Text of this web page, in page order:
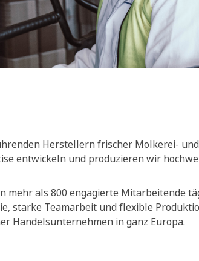
Herstellern frischer Molkerei-
entwickeln und produzieren wir
mehr als 800 engagierte Mitarbeitende
starke Teamarbeit und flexible
Handelsunternehmen in ganz Europa.